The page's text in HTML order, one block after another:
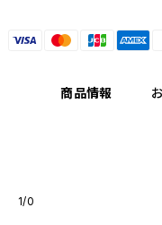
商品情報
1/0